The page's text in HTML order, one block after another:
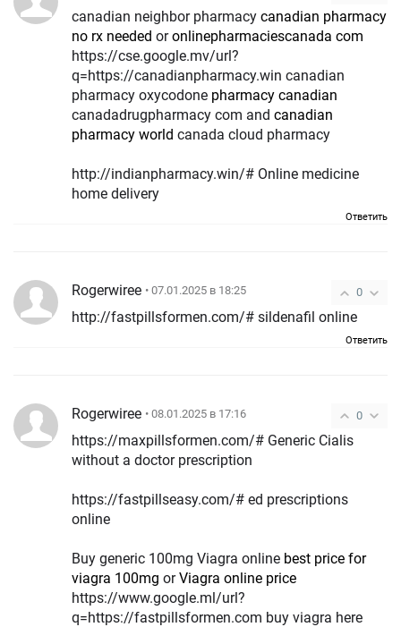
canadian neighbor pharmacy canadian pharmacy
no rx needed oronlinepharmaciescanada com
https://cse.google.mv/url?
q=https://canadianpharmacy.win canadian
pharmacy oxycodone pharmacy canadian
canadadrugpharmacy com and canadian
pharmacy world canada cloud pharmacy
http://indianpharmacy.win/# Online medicine
home delivery
Ответить
0
Rogerwiree • 07.01.2025 в 18:25
http://fastpillsformen.com/# sildenafil online
Ответить
0
Rogerwiree • 08.01.2025 в 17:16
https://maxpillsformen.com/# Generic Cialis
without a doctor prescription
https://fastpillseasy.com/# ed prescriptions
online
Buy generic 100mg Viagra online best price for
viagra 100mg orViagra online price
https://www.google.ml/url?
q=https://fastpillsformen.com buy viagra here